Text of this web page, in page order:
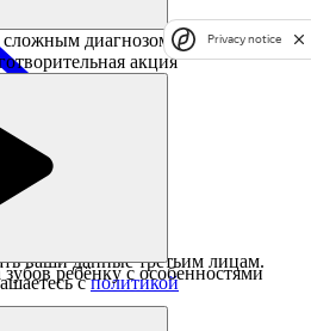
сложным диагнозом. История
акция
ребёнку с особенностями
ваши данные третьим лицам.
сполитикой
Privacy notice